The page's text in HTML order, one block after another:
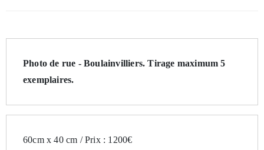
Photo de rue - Boulainvilliers. Tirage maximum 5
exemplaires.
60cm x 40 cm / Prix : 1200€